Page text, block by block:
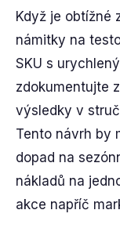
Když je obtížné
námitky na
SKU s
zdokumentujte
výsledky v
Tento návrh by
dopad na
nákladů na
akce napříč